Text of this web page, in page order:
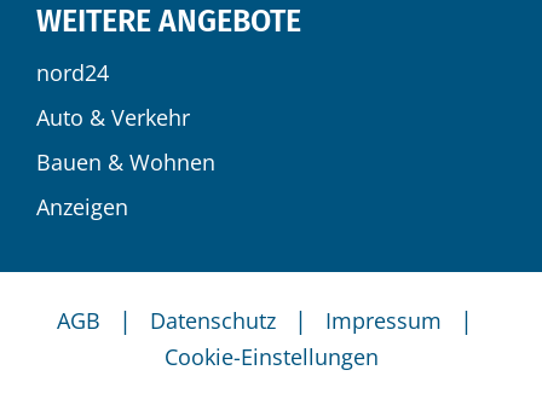
WEITERE ANGEBOTE
nord24
Auto & Verkehr
Bauen & Wohnen
Anzeigen
AGB | Datenschutz | Impressum |
Cookie-Einstellungen